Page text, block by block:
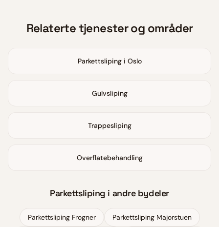
Relaterte tjenester og områder
Parkettsliping i Oslo
Gulvsliping
Trappesliping
Overflatebehandling
Parkettsliping i andre bydeler
Parkettsliping Frogner Parkettsliping Majorstuen